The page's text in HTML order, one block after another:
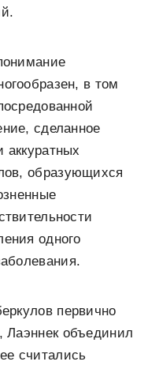
в том
сделанное
образующихся
одного
первично
Лаэннек объединил
считались